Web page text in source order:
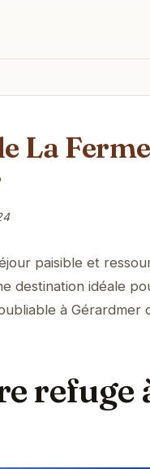
La
paisible et
destination idéale
à Gérardmer
refuge